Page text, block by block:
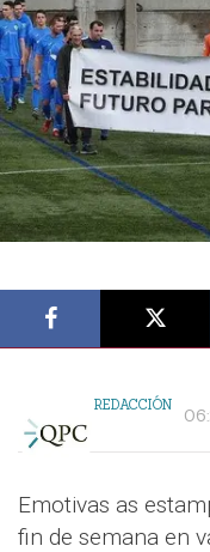
REDACCIÓN
Emotivas as
fin de semana en